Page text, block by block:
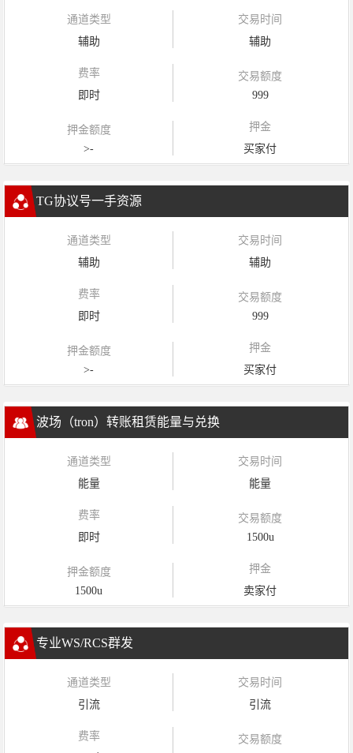
通道类型
辅助
交易时间
辅助
费率
即时
交易额度
999
押金额度
>-
押金
买家付
TG协议号一手资源
通道类型
辅助
交易时间
辅助
费率
即时
交易额度
999
押金额度
>-
押金
买家付
波场（tron）转账租赁能量与兑换
通道类型
能量
交易时间
能量
费率
即时
交易额度
1500u
押金额度
1500u
押金
卖家付
专业WS/RCS群发
通道类型
引流
交易时间
引流
费率
交易额度